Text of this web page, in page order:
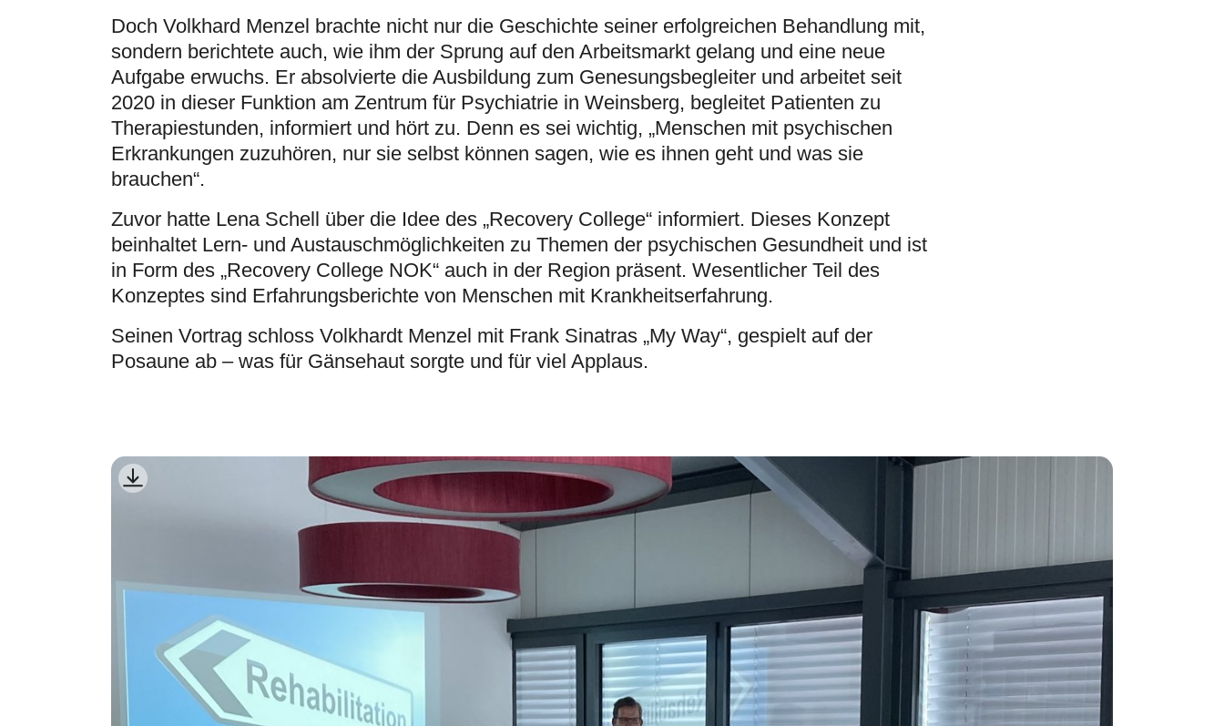
Doch Volkhard Menzel brachte nicht nur die Geschichte seiner erfolgreichen Behandlung mit,
sondern berichtete auch, wie ihm der Sprung auf den Arbeitsmarkt gelang und eine neue
Aufgabe erwuchs. Er absolvierte die Ausbildung zum Genesungsbegleiter und arbeitet seit
2020 in dieser Funktion am Zentrum für Psychiatrie in Weinsberg, begleitet Patienten zu
Therapiestunden, informiert und hört zu. Denn es sei wichtig, „Menschen mit psychischen
Erkrankungen zuzuhören, nur sie selbst können sagen, wie es ihnen geht und was sie
brauchen“.
Zuvor hatte Lena Schell über die Idee des „Recovery College“ informiert. Dieses Konzept
beinhaltet Lern- und Austauschmöglichkeiten zu Themen der psychischen Gesundheit und ist
in Form des „Recovery College NOK“ auch in der Region präsent. Wesentlicher Teil des
Konzeptes sind Erfahrungsberichte von Menschen mit Krankheitserfahrung.
Seinen Vortrag schloss Volkhardt Menzel mit Frank Sinatras „My Way“, gespielt auf der
Posaune ab – was für Gänsehaut sorgte und für viel Applaus.